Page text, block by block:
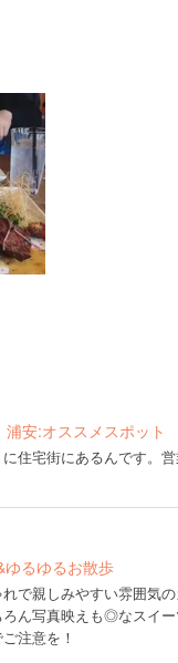
浦安:オススメスポット
住宅街にあるんです。
るゆるお散歩
で親しみやすい雰囲気
ん写真映えも◎なスイー
注意を！